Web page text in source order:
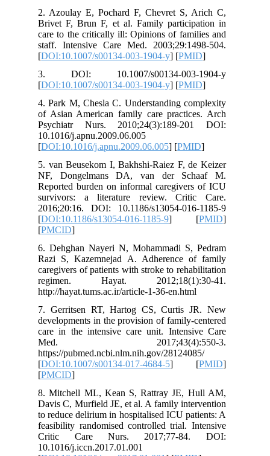
2. Azoulay E, Pochard F, Chevret S, Arich C,
Brivet F, Brun F, et al. Family participation in
care to the critically ill: Opinions of families and
staff. Intensive Care Med. 2003;29:1498-504.
[DOI:10.1007/s00134-003-1904-y] [PMID
3. DOI: 10.1007/s00134-003-1904-y
[DOI:10.1007/s00134-003-1904-y] [PMID
4. Park M, Chesla C. Understanding complexity
of Asian American family care practices. Arch
Psychiatr Nurs. 2010;24(3):189-201 DOI:
10.1016/j.apnu.2009.06.005
[DOI:10.1016/j.apnu.2009.06.005] [PMID
5. van Beusekom I, Bakhshi-Raiez F, de Keizer
NF, Dongelmans DA, van der Schaaf M.
Reported burden on informal caregivers of ICU
survivors: a literature review. Critic Care.
2016;20:16. DOI: 10.1186/s13054-016-1185-9
[DOI:10.1186/s13054-016-1185-9 ] [PMID
[PMCID
6. Dehghan Nayeri N, Mohammadi S, Pedram
Razi S, Kazemnejad A. Adherence of family
caregivers of patients with stroke to rehabilitation
regimen. Hayat. 2012;18(1):30-41.
http://hayat.tums.ac.ir/article-1-36-en.html
7. Gerritsen RT, Hartog CS, Curtis JR. New
developments in the provision of family-centered
care in the intensive care unit. Intensive Care
Med. 2017;43(4):550-3.
https://pubmed.ncbi.nlm.nih.gov/28124085/
[DOI:10.1007/s00134-017-4684-5 ] [PMID
[PMCID
8. Mitchell ML, Kean S, Rattray JE, Hull AM,
Davis C, Murfield JE, et al. A family intervention
to reduce delirium in hospitalised ICU patients: A
feasibility randomised controlled trial. Intensive
Critic Care Nurs. 2017;77-84. DOI:
10.1016/j.iccn.2017.01.001